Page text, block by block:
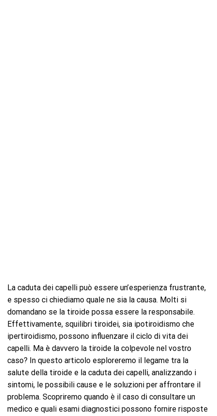
La caduta dei capelli può essere un’esperienza frustrante,
e spesso ci chiediamo quale ne sia la causa. Molti si
domandano se la tiroide possa essere la responsabile.
Effettivamente, squilibri tiroidei, sia ipotiroidismo che
ipertiroidismo, possono influenzare il ciclo di vita dei
capelli. Ma è davvero la tiroide la colpevole nel vostro
caso? In questo articolo esploreremo il legame tra la
salute della tiroide e la caduta dei capelli, analizzando i
sintomi, le possibili cause e le soluzioni per affrontare il
problema. Scopriremo quando è il caso di consultare un
medico e quali esami diagnostici possono fornire risposte